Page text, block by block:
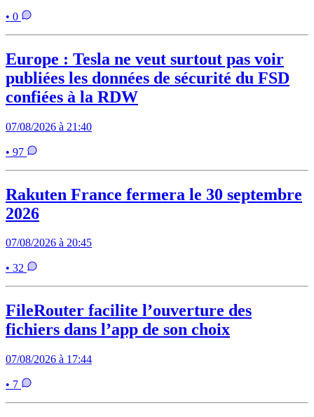
• 0
Europe : Tesla ne veut surtout pas voir
publiées les données de sécurité du FSD
confiées à la RDW
07/08/2026 à 21:40
• 97
Rakuten France fermera le 30 septembre
2026
07/08/2026 à 20:45
• 32
FileRouter facilite l’ouverture des
fichiers dans l’app de son choix
07/08/2026 à 17:44
• 7